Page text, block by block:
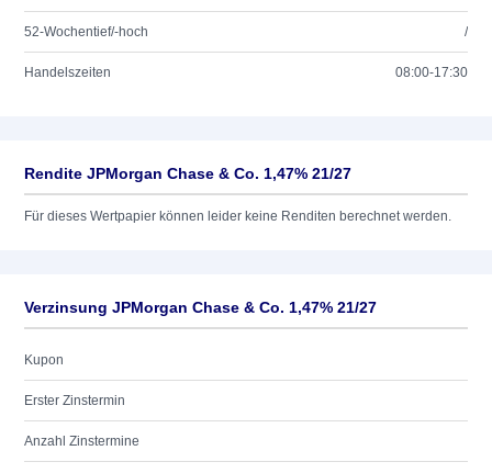
52-Wochentief/-hoch /
Handelszeiten 08:00-17:30
Rendite JPMorgan Chase & Co. 1,47% 21/27
Für dieses Wertpapier können leider keine Renditen berechnet werden.
Verzinsung JPMorgan Chase & Co. 1,47% 21/27
Kupon
Erster Zinstermin
Anzahl Zinstermine